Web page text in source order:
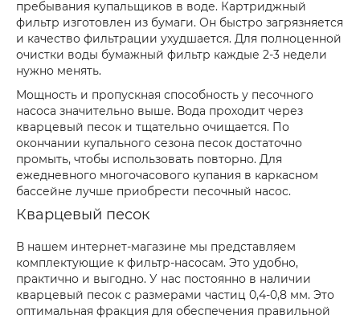
пребывания купальщиков в воде. Картриджный
фильтр изготовлен из бумаги. Он быстро загрязняется
и качество фильтрации ухудшается. Для полноценной
очистки воды бумажный фильтр каждые 2-3 недели
нужно менять.
Мощность и пропускная способность у песочного
насоса значительно выше. Вода проходит через
кварцевый песок и тщательно очищается. По
окончании купального сезона песок достаточно
промыть, чтобы использовать повторно. Для
ежедневного многочасового купания в каркасном
бассейне лучше приобрести песочный насос.
Кварцевый песок
В нашем интернет-магазине мы представляем
комплектующие к фильтр-насосам. Это удобно,
практично и выгодно. У нас постоянно в наличии
кварцевый песок с размерами частиц 0,4-0,8 мм. Это
оптимальная фракция для обеспечения правильной